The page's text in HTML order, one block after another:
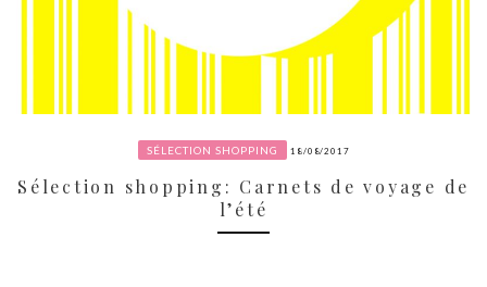
SÉLECTION SHOPPING 18/08/2017
Sélection shopping: Carnets de voyage de
l’été